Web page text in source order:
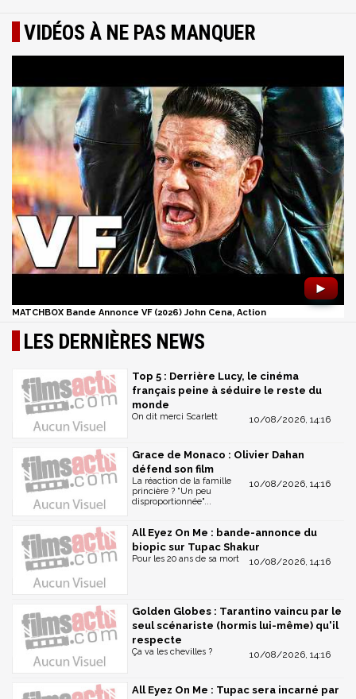
VIDÉOS À NE PAS MANQUER
►
MATCHBOX Bande Annonce VF (2026) John Cena, Action
LES DERNIÈRES NEWS
Top 5 : Derrière Lucy, le cinéma
français peine à séduire le reste du
monde
10/08/2026, 14:16
On dit merci Scarlett
Grace de Monaco : Olivier Dahan
défend son film
10/08/2026, 14:16
La réaction de la famille
princière ? "Un peu
disproportionnée"...
All Eyez On Me : bande-annonce du
biopic sur Tupac Shakur
10/08/2026, 14:16
Pour les 20 ans de sa mort
Golden Globes : Tarantino vaincu par le
seul scénariste (hormis lui-même) qu'il
respecte
10/08/2026, 14:16
Ça va les chevilles ?
All Eyez On Me : Tupac sera incarné par